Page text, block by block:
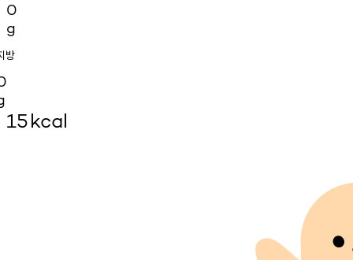
0
g
방
15kcal